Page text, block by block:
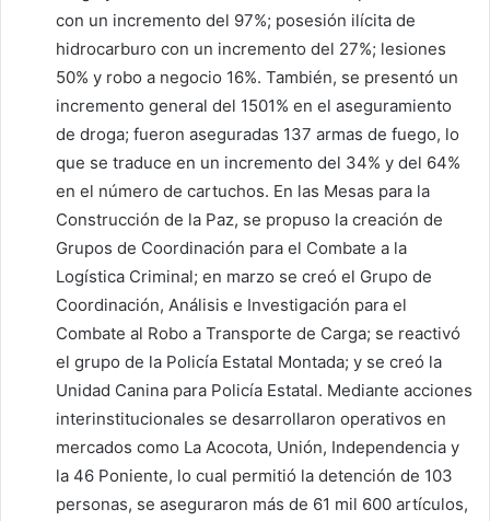
con un incremento del 97%; posesión ilícita de
hidrocarburo con un incremento del 27%; lesiones
50% y robo a negocio 16%. También, se presentó un
incremento general del 1501% en el aseguramiento
de droga; fueron aseguradas 137 armas de fuego, lo
que se traduce en un incremento del 34% y del 64%
en el número de cartuchos. En las Mesas para la
Construcción de la Paz, se propuso la creación de
Grupos de Coordinación para el Combate a la
Logística Criminal; en marzo se creó el Grupo de
Coordinación, Análisis e Investigación para el
Combate al Robo a Transporte de Carga; se reactivó
el grupo de la Policía Estatal Montada; y se creó la
Unidad Canina para Policía Estatal. Mediante acciones
interinstitucionales se desarrollaron operativos en
mercados como La Acocota, Unión, Independencia y
la 46 Poniente, lo cual permitió la detención de 103
personas, se aseguraron más de 61 mil 600 artículos,